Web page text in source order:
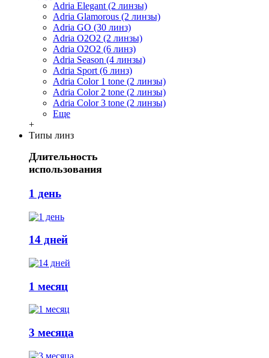
Adria Elegant (2 линзы)
Adria Glamorous (2 линзы)
Adria GO (30 линз)
Adria O2O2 (2 линзы)
Adria O2O2 (6 линз)
Adria Season (4 линзы)
Adria Sport (6 линз)
Adria Сolor 1 tone (2 линзы)
Adria Сolor 2 tone (2 линзы)
Adria Сolor 3 tone (2 линзы)
Еще
+
Типы линз
Длительность
использования
1 день
14 дней
1 месяц
3 месяца